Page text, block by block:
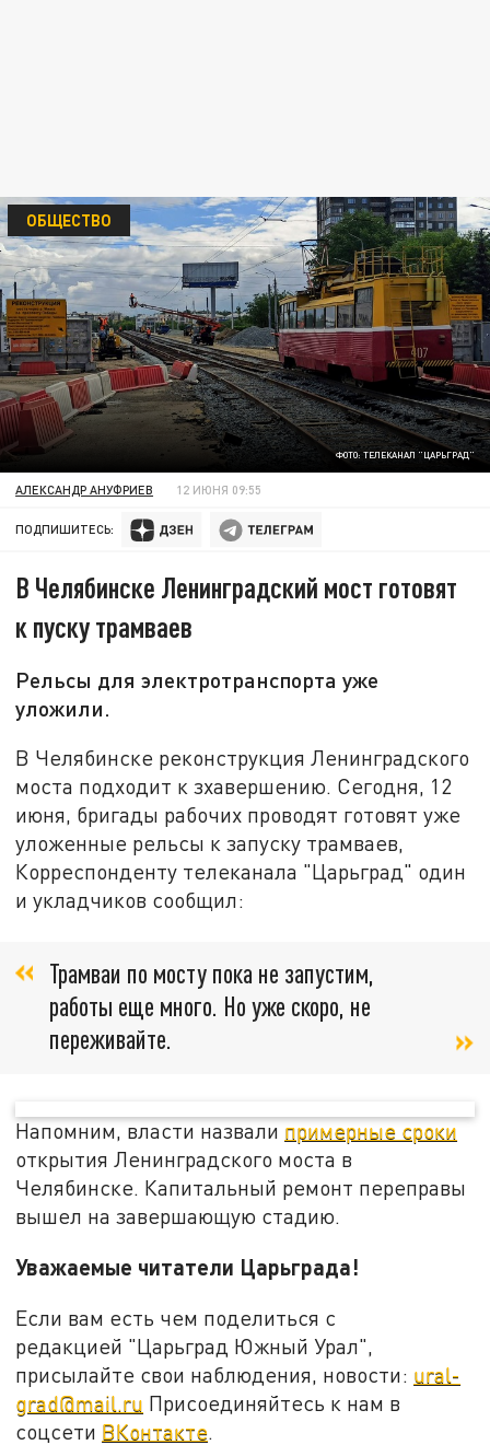
ФОТО: ТЕЛЕКАНАЛ "ЦАРЬГРАД"
ОБЩЕСТВО
АЛЕКСАНДР АНУФРИЕВ 12 ИЮНЯ 09:55
ПОДПИШИТЕСЬ:
В Челябинске Ленинградский мост готовят
к пуску трамваев
Рельсы для электротранспорта уже
уложили.
В Челябинске реконструкция Ленинградского
моста подходит к зхавершению. Сегодня, 12
июня, бригады рабочих проводят готовят уже
уложенные рельсы к запуску трамваев,
Корреспонденту телеканала "Царьград" один
и укладчиков сообщил:
Трамваи по мосту пока не запустим,
работы еще много. Но уже скоро, не
переживайте.
Напомним, власти назвали примерные сроки
открытия Ленинградского моста в
Челябинске. Капитальный ремонт переправы
вышел на завершающую стадию.
Уважаемые читатели Царьграда!
Если вам есть чем поделиться с
редакцией "Царьград Южный Урал",
присылайте свои наблюдения, новости: ural-
grad@mail.ru Присоединяйтесь к нам в
соцсети ВКонтакте.